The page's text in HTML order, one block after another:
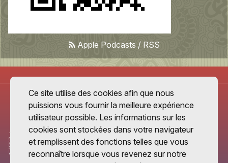
Apple Podcasts / RSS
Ce site utilise des cookies afin que nous
puissions vous fournir la meilleure expérience
utilisateur possible. Les informations sur les
cookies sont stockées dans votre navigateur
et remplissent des fonctions telles que vous
reconnaître lorsque vous revenez sur notre